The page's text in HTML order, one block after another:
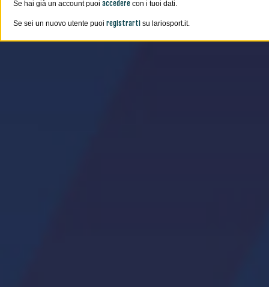
Se hai già un account puoi accedere con i tuoi dati.
Se sei un nuovo utente puoi registrarti su lariosport.it.